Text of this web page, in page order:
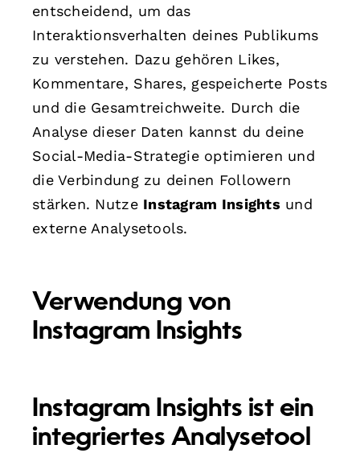
entscheidend, um das
Interaktionsverhalten deines Publikums
zu verstehen. Dazu gehören Likes,
Kommentare, Shares, gespeicherte Posts
und die Gesamtreichweite. Durch die
Analyse dieser Daten kannst du deine
Social-Media-Strategie optimieren und
die Verbindung zu deinen Followern
stärken. Nutze Instagram Insights und
externe Analysetools.
Verwendung von
Instagram Insights
Instagram Insights ist ein
integriertes Analysetool